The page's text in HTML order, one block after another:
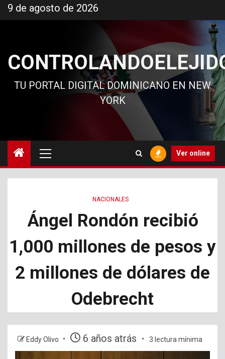
al
9 de agosto de 2026
TU PORTAL DIGITAL DOMINICANO EN NEW
YORK
principal
Ver online
NACIONALES
Ángel Rondón recibió
1,000 millones de pesos y
2 millones de dólares de
Odebrecht
Eddy Olivo 6 años atrás 3 lectura mínima